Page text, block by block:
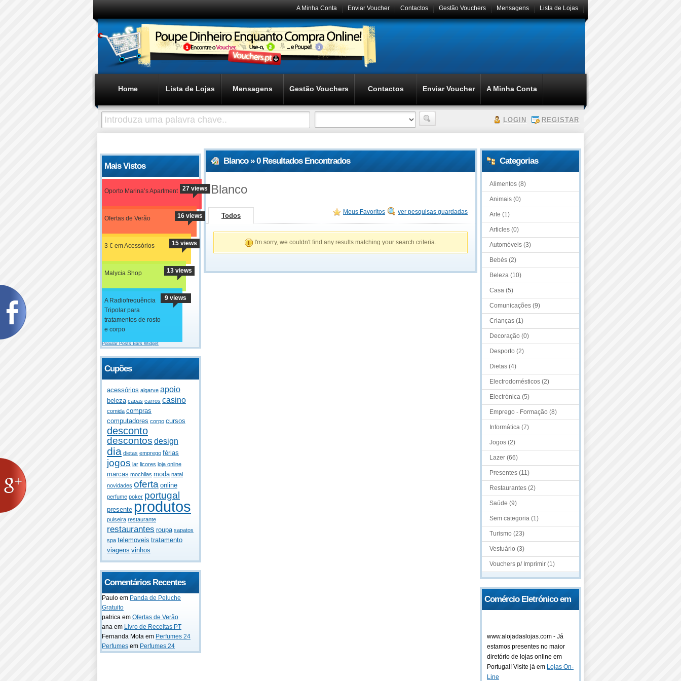
Lista de Lojas
Mensagens
Gestão Vouchers
Contactos
Enviar Voucher
A Minha Conta
Home Lista de Lojas Mensagens Gestão Vouchers Contactos Enviar Voucher A Minha Conta
LOGIN REGISTAR
Mais Vistos
Oporto Marina’s Apartment 27 views
Ofertas de Verão 16 views
3 € em Acessórios 15 views
Malycia Shop 13 views
A Radiofrequência
Tripolar para
tratamentos de rosto
e corpo
9 views
Popular Posts Bars Widget
Cupões
acessórios algarve apoio
beleza capas carros casino
comida compras
computadores corpo cursos
desconto
descontos design
dia dietas emprego férias
jogos lar licores loja online
marcas mochilas moda natal
novidades oferta online
perfume poker portugal
presente produtos
pulseira restaurante
restaurantes roupa sapatos
spa telemoveis tratamento
viagens vinhos
Comentários Recentes
Paulo em Panda de Peluche
Gratuito
patrica em Ofertas de Verão
ana em Livro de Receitas PT
Fernanda Mota em Perfumes 24
Perfumes em Perfumes 24
Blanco » 0 Resultados Encontrados
Blanco
ver pesquisas guardadas
Meus Favoritos
Todos
I'm sorry, we couldn't find any results matching your search criteria.
Categorias
Alimentos (8)
Animais (0)
Arte (1)
Articles (0)
Automóveis (3)
Bebés (2)
Beleza (10)
Casa (5)
Comunicações (9)
Crianças (1)
Decoração (0)
Desporto (2)
Dietas (4)
Electrodomésticos (2)
Electrónica (5)
Emprego - Formação (8)
Informática (7)
Jogos (2)
Lazer (66)
Presentes (11)
Restaurantes (2)
Saúde (9)
Sem categoria (1)
Turismo (23)
Vestuário (3)
Vouchers p/ Imprimir (1)
Comércio Eletrónico em
www.alojadaslojas.com - Já
estamos presentes no maior
diretório de lojas online em
Portugal! Visite já em Lojas On-
Line